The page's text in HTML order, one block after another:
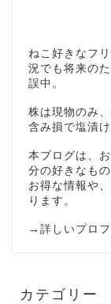
ねこ好きなフ
況でも将来の
誤中。
株は現物のみ
含み損で塩漬け
本ブログは、
分の好きなも
お得な情報や
ります。
→ 詳しいプロ
カテゴリー